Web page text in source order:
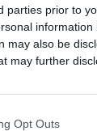
parties prior to
may also be
may further
Opt Outs
!